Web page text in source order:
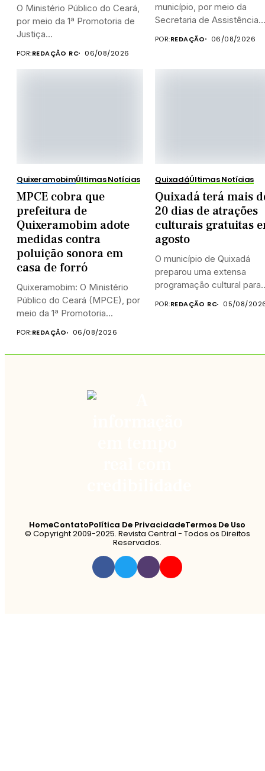
O Ministério Público do Ceará,
por meio da 1ª Promotoria de
Justiça...
POR:REDAÇÃO RC 06/08/2026
município, por meio da
Secretaria de Assistência
POR:REDAÇÃO 06/08/2026
QuixeramobimÚltimas Notícias
MPCE cobra que
prefeitura de
Quixeramobim adote
medidas contra
poluição sonora em
casa de forró
Quixeramobim: O Ministério
Público do Ceará (MPCE), por
meio da 1ª Promotoria...
POR:REDAÇÃO 06/08/2026
QuixadáÚltimas Notícias
Quixadá terá mais
20 dias de atrações
culturais gratuitas
agosto
O município de Quixadá
preparou uma extensa
programação cultural para
celebrar o...
POR:REDAÇÃO RC 05/08/
HomeContatoPolítica De PrivacidadeTermos De Uso
© Copyright 2009-2025. Revista Central - Todos os Direitos
Reservados.